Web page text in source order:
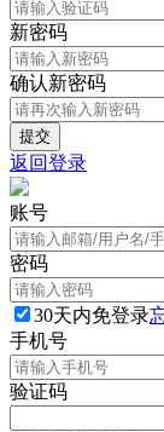
新密码
确认新密码
返回登录
账号
密码
30天内免登录
手机号
验证码